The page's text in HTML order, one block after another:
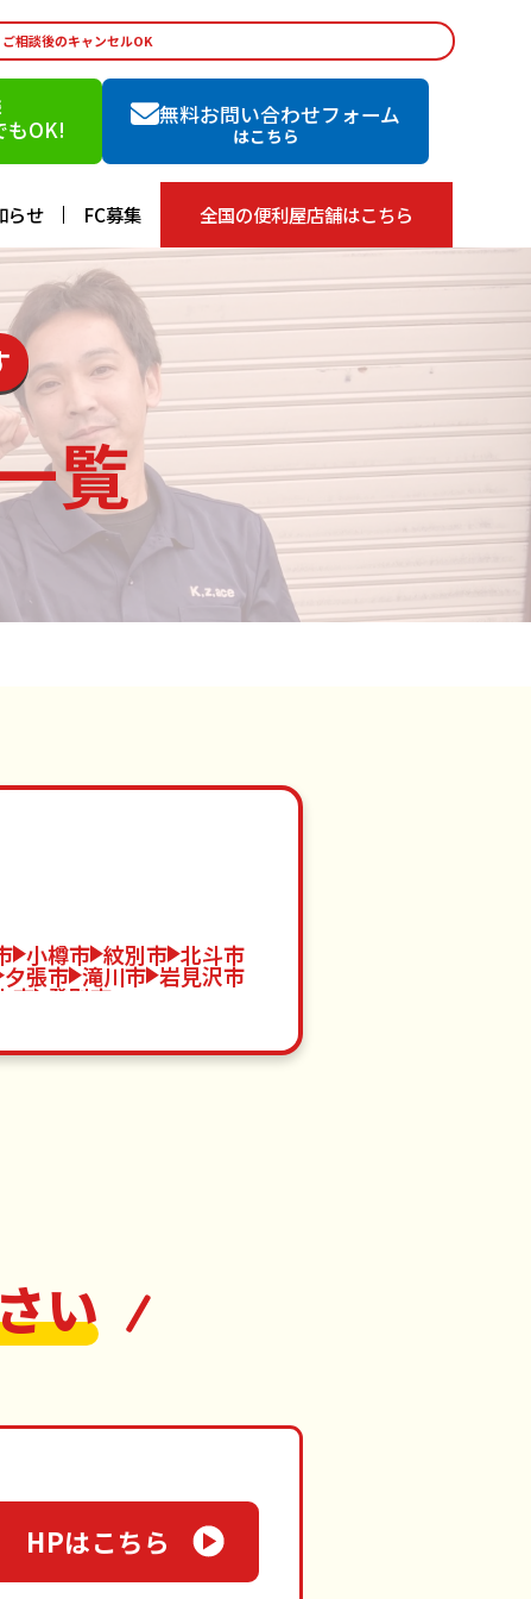
相談後のキャンセルOK
もOK!
無料お問い合わせフォーム
はこちら
らせ FC募集 全国の便利屋店舗はこちら
覧
小樽市 紋別市 北斗市
夕張市 滝川市 岩見沢市
市 登別市
い
HPはこちら